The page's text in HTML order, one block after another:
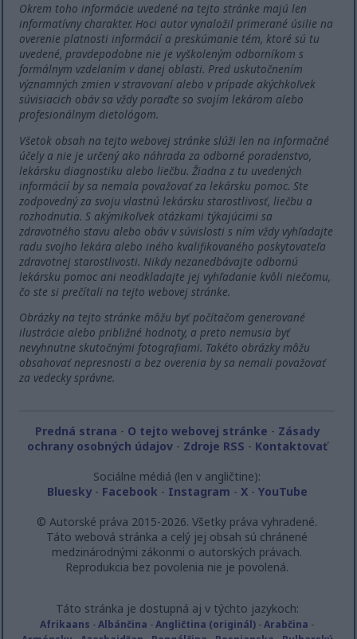
Okrem toho informácie uvedené na tejto stránke majú len
informatívny charakter. Hoci autor vynaložil primerané úsilie na
overenie platnosti informácií a preskúmanie tém, ktoré sú tu
uvedené, pravdepodobne nie je vyškoleným odborníkom s
formálnym vzdelaním v danej oblasti. Pred uskutočnením
významných zmien v stravovaní alebo v prípade akýchkoľvek
súvisiacich obáv sa vždy poraďte so svojím lekárom alebo
profesionálnym dietológom.
Všetok obsah na tejto webovej stránke slúži len na informačné
účely a nie je určený ako náhrada za odborné poradenstvo,
lekársku diagnostiku alebo liečbu. Žiadna z tu uvedených
informácií by sa nemala považovať za lekársku pomoc. Ste
zodpovedný za svoju vlastnú lekársku starostlivosť, liečbu a
rozhodnutia. S akýmikoľvek otázkami týkajúcimi sa
zdravotného stavu alebo obáv v súvislosti s ním vždy vyhľadajte
radu svojho lekára alebo iného kvalifikovaného poskytovateľa
zdravotnej starostlivosti. Nikdy nezanedbávajte odbornú
lekársku pomoc ani neodkladajte jej vyhľadanie kvôli niečomu,
čo ste si prečítali na tejto webovej stránke.
Obrázky na tejto stránke môžu byť počítačom generované
ilustrácie alebo približné hodnoty, a preto nemusia byť
nevyhnutne skutočnými fotografiami. Takéto obrázky môžu
obsahovať nepresnosti a bez overenia by sa nemali považovať
za vedecky správne.
Predná strana - O tejto webovej stránke - Zásady
ochrany osobných údajov- Zdroje RSS - Kontaktovať
Sociálne médiá (len v angličtine):
Bluesky- Facebook - Instagram - X- YouTube
© Autorské práva 2015-2026. Všetky práva vyhradené.
Táto webová stránka a celý jej obsah sú chránené
medzinárodnými zákonmi o autorských právach.
Reprodukcia bez povolenia nie je povolená.
Táto stránka je dostupná aj v týchto jazykoch:
Afrikaans -Albánčina -Angličtina (originál) -Arabčina -